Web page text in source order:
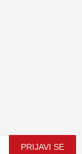
PRIJAVI SE